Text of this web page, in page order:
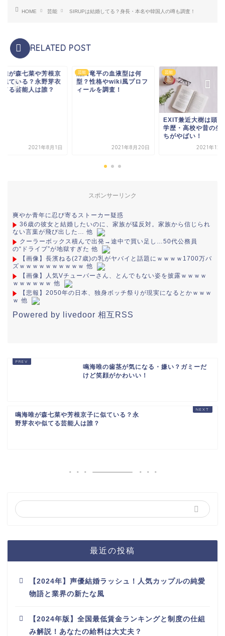
HOME 芸能 SIRUPは結婚してる？身長・本名や韓国人の噂も調査！
RELATED POST
唯が森七菜や芳根京
似ている？永野芽衣
てる芸能人は誰？
2021年8月1日
芸能
黒田竜平の血液型は何
型？性格やwiki風プロフ
ィールを調査！
2021年8月20日
芸能
EXIT兼近大樹は頭い
学歴・高校や昔の生
ちがやばい！
2021年12
スポンサーリンク
爽やか青年に忍び寄るストーカー疑惑
36歳の彼女と結婚したいのに、家族が猛反対。家族から信じられ
ない言葉が飛び出した… 他
クーラーボックス積んで出発→途中で買い足し…50代公務員
の“ドライブ”が地獄すぎた 他
【画像】長濱ねる(27歳)の乳がヤバイと話題にｗｗｗｗ1700万バ
ズｗｗｗｗｗｗｗｗｗｗ 他
【画像】人気Vチューバーさん、とんでもない姿を披露ｗｗｗｗ
ｗｗｗｗｗｗ 他
【悲報】2050年の日本、独身ボッチ祭りが現実になるとかｗｗｗ
ｗ 他
Powered by livedoor 相互RSS
鳴海唯の歯茎が気になる・嫌い？ガミーだ
けど笑顔がかわいい！
鳴海唯が森七菜や芳根京子に似ている？永
野芽衣や似てる芸能人は誰？
最近の投稿
【2024年】声優結婚ラッシュ！人気カップルの純愛
物語と業界の新たな風
【2024年版】全国最低賃金ランキングと制度の仕組
み解説！あなたの給料は大丈夫？